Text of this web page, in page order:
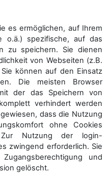
es ermöglichen, auf Ihrem
o.ä.) spezifische, auf das
zu speichern. Sie dienen
von Webseiten (z.B.
können auf den Einsatz
Die meisten Browser
der das Speichern von
verhindert werden
dass die Nutzung
ohne Cookies
Nutzung der login-
zwingend erforderlich. Sie
und
gelöscht.